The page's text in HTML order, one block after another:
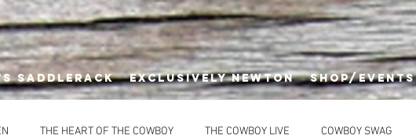
Saddlerack EXCLUSIVELY NEWTON SHOP/EVENTS
THE HEART OF THE COWBOY THE COWBOY LIVE COWBOY SWAG